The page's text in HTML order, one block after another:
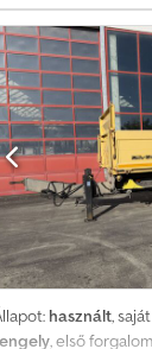
fék,
1 000 €, -- A
adatok: !,
használt,
, első